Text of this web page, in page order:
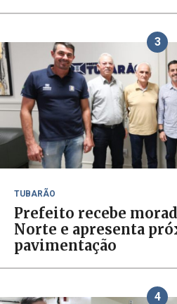
3
TUBARÃO
Prefeito recebe
Norte e apresenta
pavimentação
4